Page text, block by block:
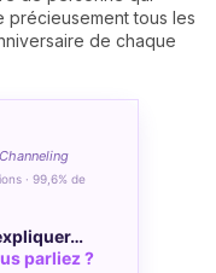
précieusement tous les
de chaque
· 99,6% de
parliez ?